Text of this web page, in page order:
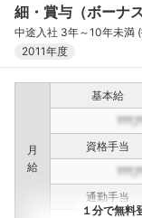
細・賞与（ボーナス
中途入社 3年～10年未満
2011年度
月
給
基本給
資格手当
通勤手当
１分で無料